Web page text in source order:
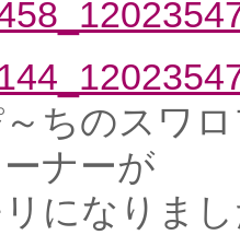
ちのスワ
ナーが
になりま